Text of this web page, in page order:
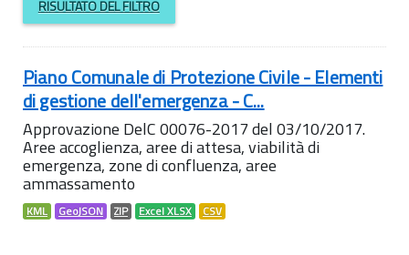
RISULTATO DEL FILTRO
Piano Comunale di Protezione Civile - Elementi
di gestione dell'emergenza - C...
Approvazione DelC 00076-2017 del 03/10/2017.
Aree accoglienza, aree di attesa, viabilità di
emergenza, zone di confluenza, aree
ammassamento
KML GeoJSON ZIP Excel XLSX CSV